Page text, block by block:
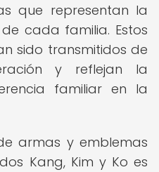
que representan la
cada familia. Estos
sido transmitidos de
y reflejan la
familiar en la
armas y emblemas
Kang, Kim y Ko es